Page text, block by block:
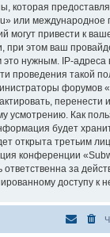
которая
или международное
могут привести к
при этом ваш
это нужным. IP-адреса
проведения такой
форумов
перенести
усмотрению. Как
будет
открыта третьим
конференции
за
доступу к